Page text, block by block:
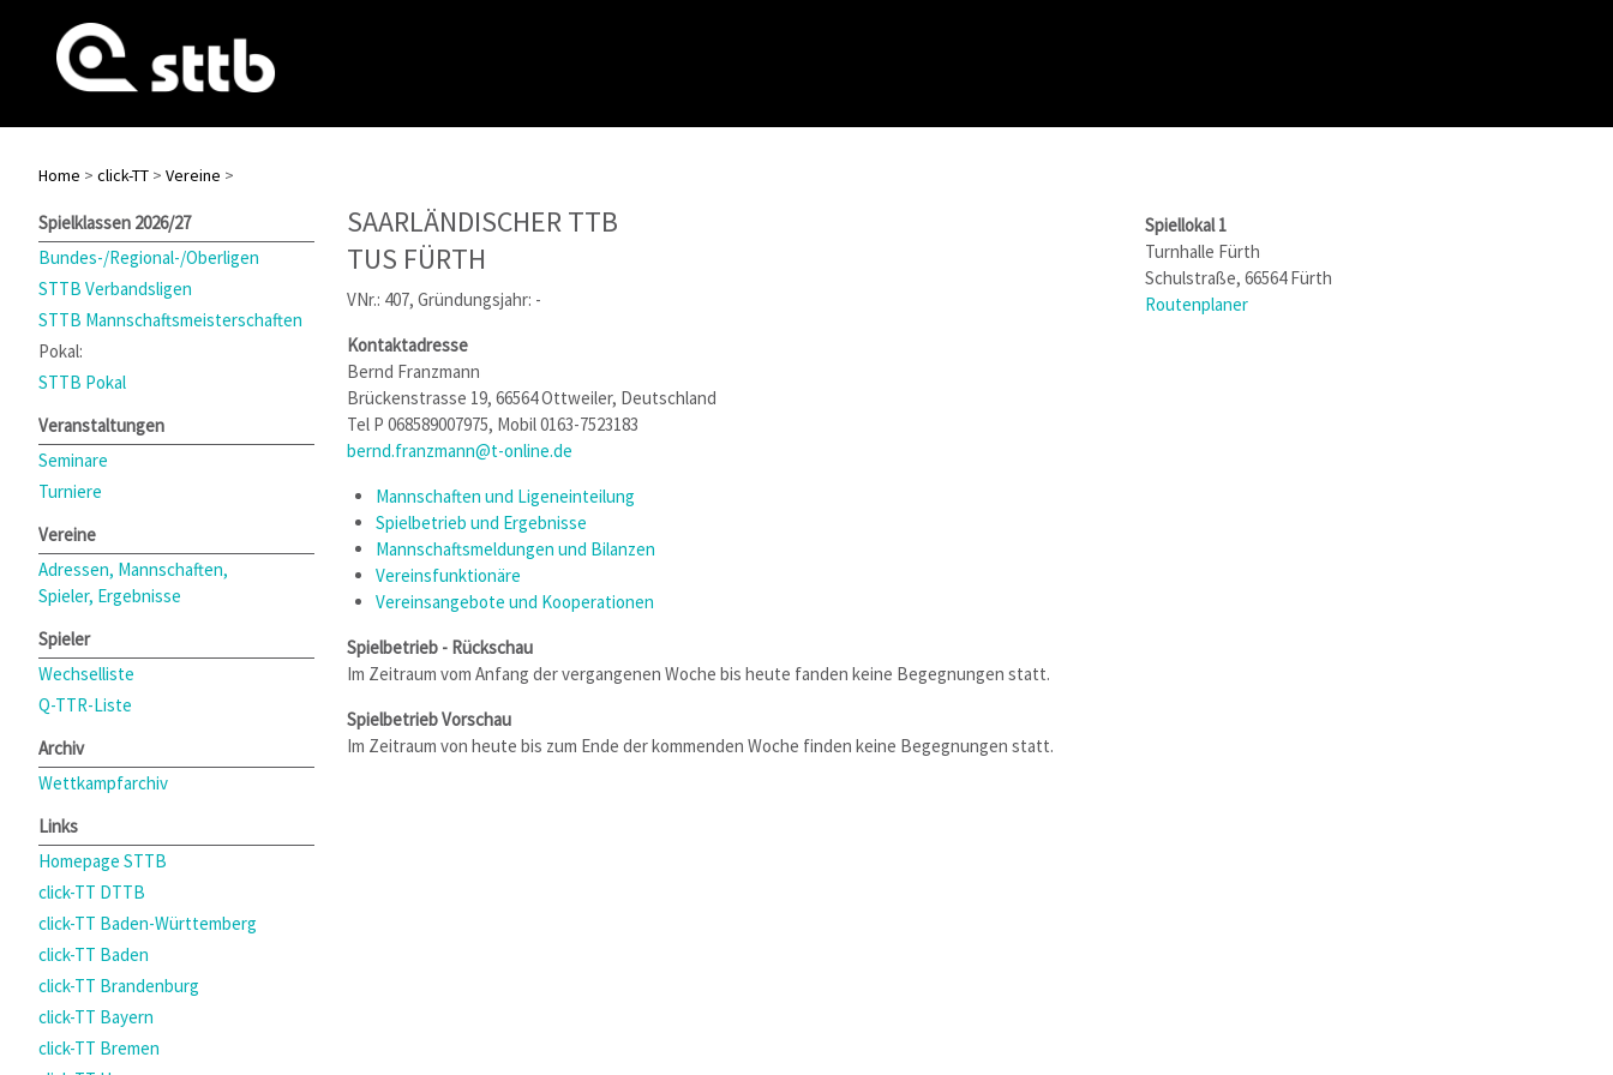
Home > click-TT > Vereine >
Spielklassen 2026/27
Bundes-/Regional-/Oberligen
STTB Verbandsligen
STTB Mannschaftsmeisterschaften
Pokal:
STTB Pokal
Veranstaltungen
Seminare
Turniere
Vereine
Adressen, Mannschaften,
Spieler, Ergebnisse
Spieler
Wechselliste
Q-TTR-Liste
Archiv
Wettkampfarchiv
Links
Homepage STTB
click-TT DTTB
click-TT Baden-Württemberg
click-TT Baden
click-TT Brandenburg
click-TT Bayern
click-TT Bremen
SAARLÄNDISCHER TTB
TUS FÜRTH
VNr.: 407, Gründungsjahr: -
Kontaktadresse
Bernd Franzmann
Brückenstrasse 19, 66564 Ottweiler, Deutschland
Tel P 068589007975, Mobil 0163-7523183
bernd.franzmann@t-online.de
Mannschaften und Ligeneinteilung
Spielbetrieb und Ergebnisse
Mannschaftsmeldungen und Bilanzen
Vereinsfunktionäre
Vereinsangebote und Kooperationen
Spiellokal 1
Turnhalle Fürth
Schulstraße, 66564 Fürth
Routenplaner
Spielbetrieb - Rückschau
Im Zeitraum vom Anfang der vergangenen Woche bis heute fanden keine Begegnungen statt.
Spielbetrieb Vorschau
Im Zeitraum von heute bis zum Ende der kommenden Woche finden keine Begegnungen statt.